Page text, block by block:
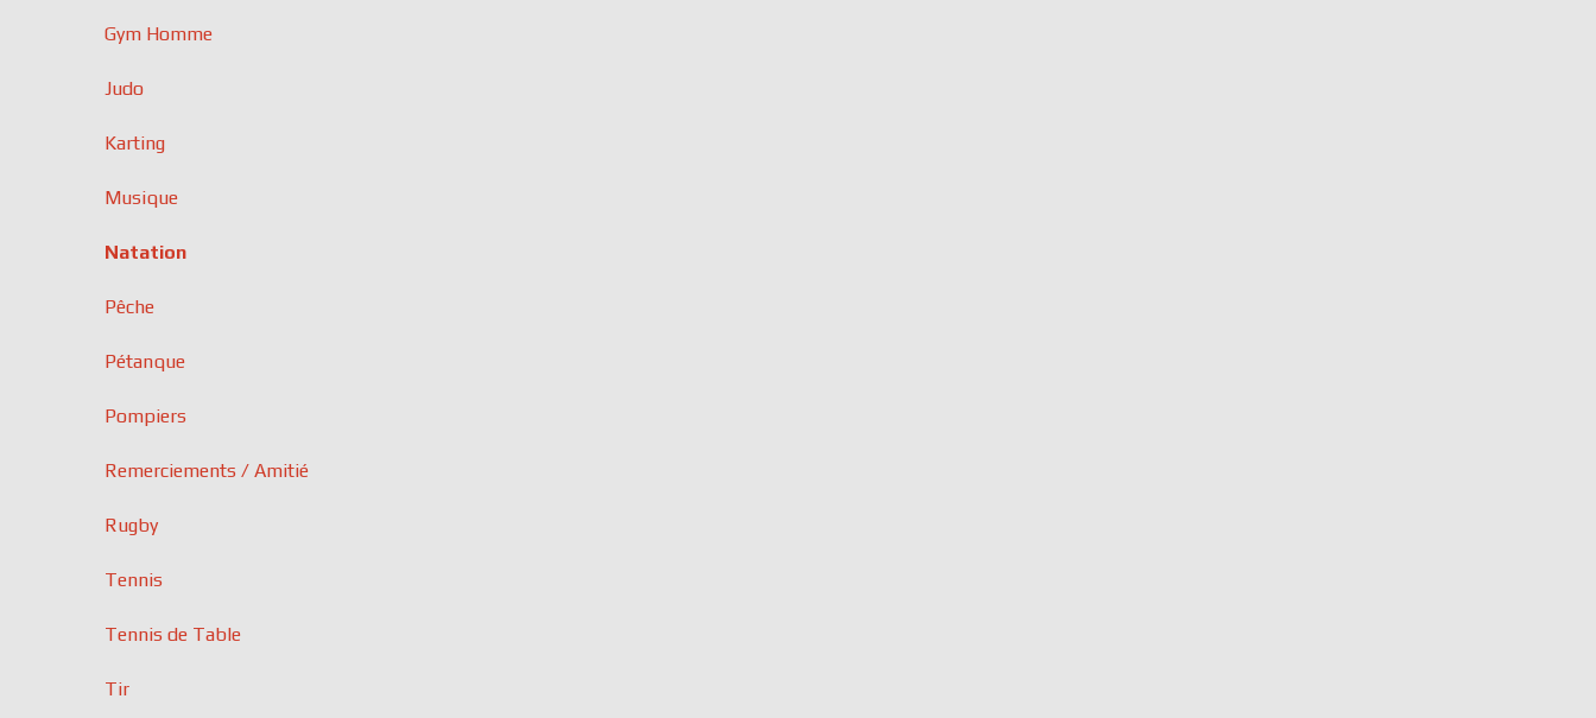
Gym Homme
Judo
Karting
Musique
Natation
Pêche
Pétanque
Pompiers
Remerciements / Amitié
Rugby
Tennis
Tennis de Table
Tir